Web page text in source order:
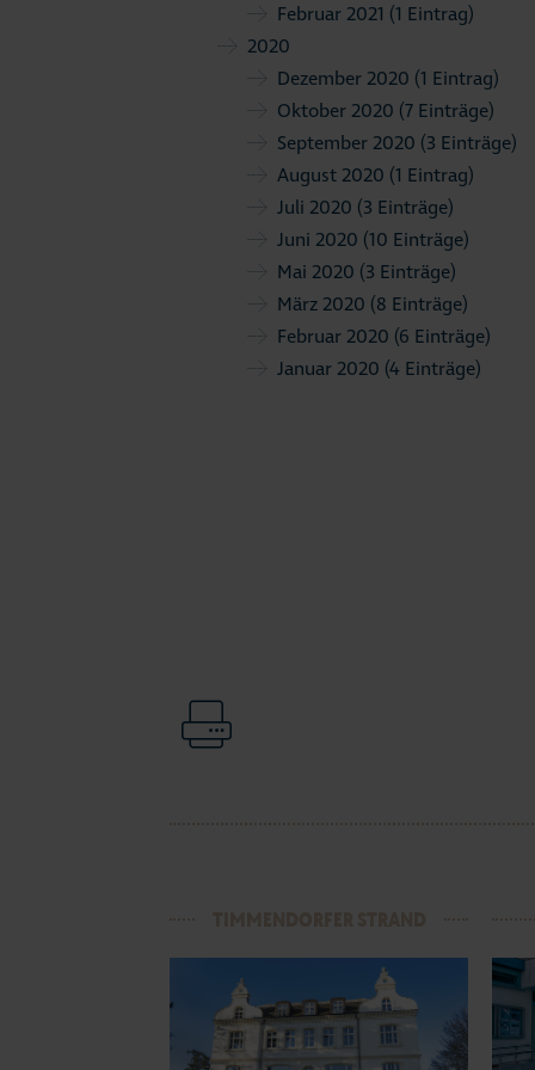
Februar 2021 (1 Eintrag)
2020
Dezember 2020 (1 Eintrag)
Oktober 2020 (7 Einträge)
September 2020 (3 Einträge)
August 2020 (1 Eintrag)
Juli 2020 (3 Einträge)
Juni 2020 (10 Einträge)
Mai 2020 (3 Einträge)
März 2020 (8 Einträge)
Februar 2020 (6 Einträge)
Januar 2020 (4 Einträge)